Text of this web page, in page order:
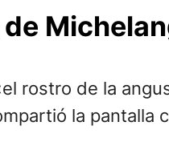
rostro de la
la pantalla